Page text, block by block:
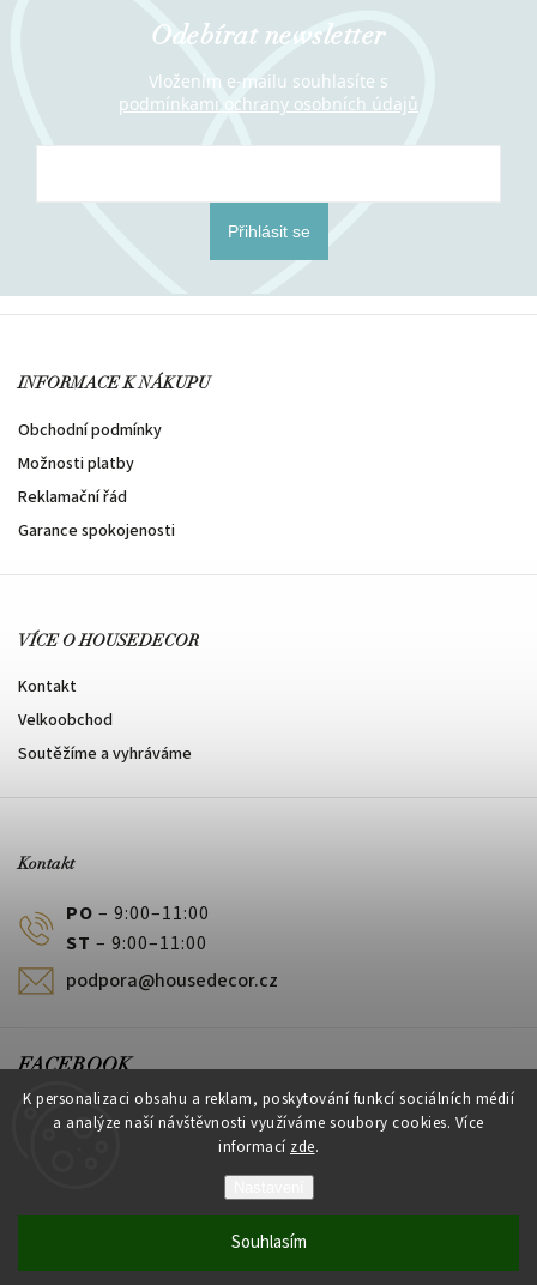
K personalizaci obsahu a reklam, poskytování funkcí sociálních médií
a analýze naší návštěvnosti využíváme soubory cookies. Více
informací zde.
Souhlasím
Odebírat newsletter
Vložením e-mailu souhlasíte s
podmínkami ochrany osobních údajů
Přihlásit se
INFORMACE K NÁKUPU
Obchodní podmínky
Možnosti platby
Reklamační řád
Garance spokojenosti
VÍCE O HOUSEDECOR
Kontakt
Velkoobchod
Soutěžíme a vyhráváme
Kontakt
PO – 9:00–11:00
ST – 9:00–11:00
podpora@housedecor.cz
FACEBOOK